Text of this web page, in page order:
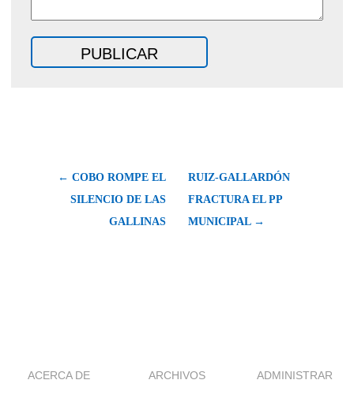
← COBO ROMPE EL
SILENCIO DE LAS
GALLINAS
RUIZ-GALLARDÓN
FRACTURA EL PP
MUNICIPAL →
ACERCA DE ARCHIVOS ADMINISTRAR